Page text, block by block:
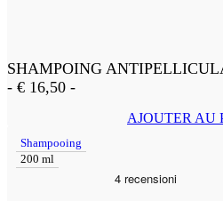
SHAMPOING
- € 16,50 -
AJOUTER AU
Shampooing
200 ml